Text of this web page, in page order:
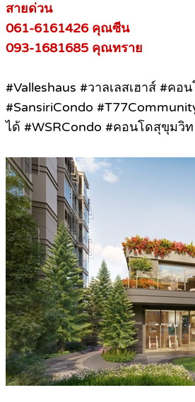
สายด่วน
061-6161426 คุณซีน
093-1681685 คุณทราย
#Valleshaus #วาลเลสเฮาส์ #คอ
#SansiriCondo
ได้ #WSRCondo #คอนโดสุขุมวิ